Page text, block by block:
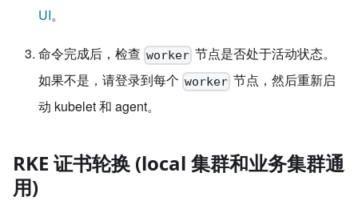
UI。
命令完成后，检查 worker 节点是否处于活动状态。
如果不是，请登录到每个 worker 节点，然后重新启
动 kubelet 和 agent。
RKE 证书轮换 (local 集群和业务集群通
用)